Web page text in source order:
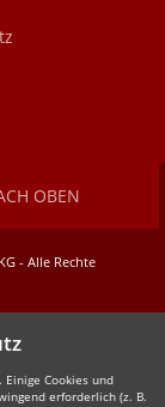
OBEN
- Alle Rechte
Cookies und
erforderlich (z. B.